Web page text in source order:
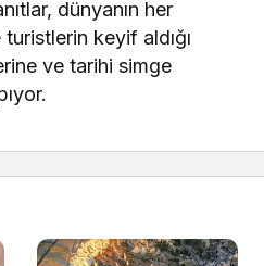
dünyanın her
keyif aldığı
ve tarihi simge